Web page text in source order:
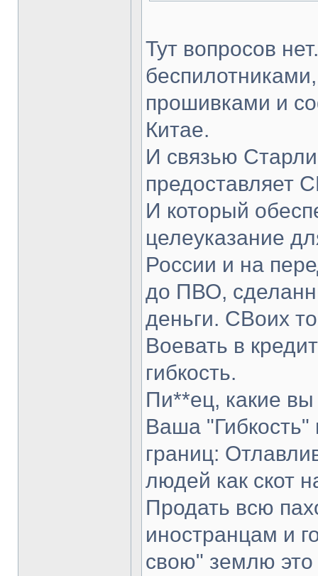
Тут вопросов
прошивками и
Китае.
И связью
предоставляет
И который
целеуказание
России и на
до ПВО,
деньги. СВоих
Воевать в
гибкость.
Пи**ец, какие вы
Ваша "Гибкость"
границ:
людей как скот
Продать всю
иностранцам и
свою" землю